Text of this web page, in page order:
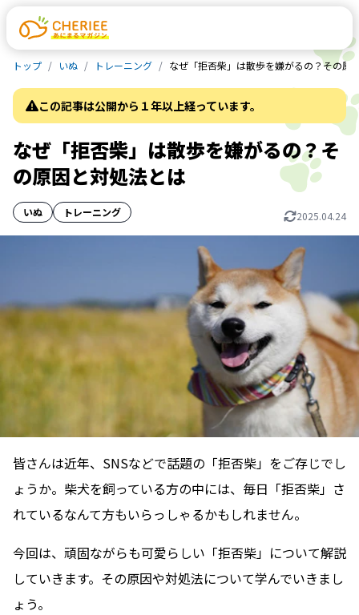
トップ いぬ トレーニング なぜ「拒否柴」は散歩を嫌がるの？その原
この記事は公開から１年以上経っています。
なぜ「拒否柴」は散歩を嫌がるの？そ
の原因と対処法とは
いぬ トレーニング 2025.04.24
皆さんは近年、SNSなどで話題の「拒否柴」をご存じでし
ょうか。柴犬を飼っている方の中には、毎日「拒否柴」さ
れているなんて方もいらっしゃるかもしれません。
今回は、頑固ながらも可愛らしい「拒否柴」について解説
していきます。その原因や対処法について学んでいきまし
ょう。